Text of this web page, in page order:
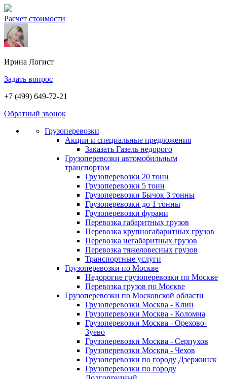
Расчет стоимости
Ирина Логист
Задать вопрос
+7 (499) 649-72-21
Обратный звонок
Грузоперевозки
Акции и специальные предложения
Заказать Газель недорого
Грузоперевозки автомобильным
транспортом
Грузоперевозки 20 тонн
Грузоперевозки 5 тонн
Грузоперевозки Бычок 3 тонны
Грузоперевозки до 1 тонны
Грузоперевозки фурами
Перевозка габаритных грузов
Перевозка крупногабаритных грузов
Перевозка негабаритных грузов
Перевозка тяжеловесных грузов
Транспортные услуги
Грузоперевозки по Москве
Недорогие грузоперевозки по Москве
Перевозка грузов по Москве
Грузоперевозки по Московской области
Грузоперевозки Москва - Клин
Грузоперевозки Москва - Коломна
Грузоперевозки Москва - Орехово-
Зуево
Грузоперевозки Москва - Серпухов
Грузоперевозки Москва - Чехов
Грузоперевозки по городу Дзержинск
Грузоперевозки по городу